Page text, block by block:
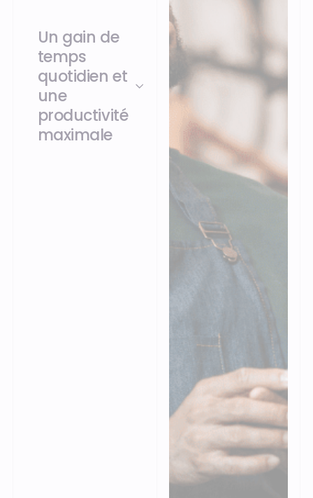
Un gain de
temps
quotidien et
une
productivité
maximale